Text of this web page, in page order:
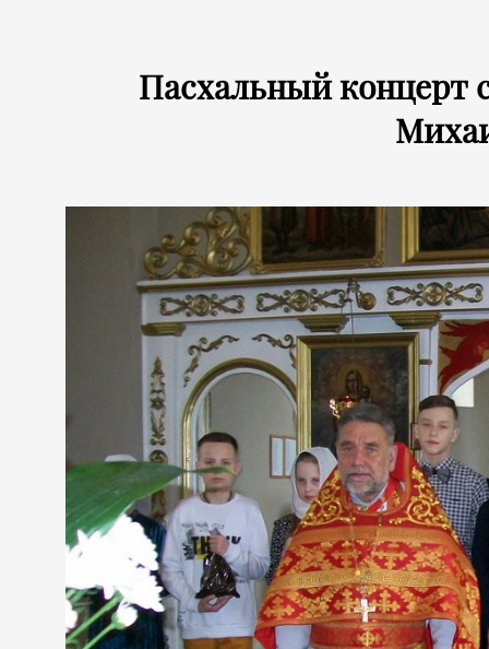
Пасхальный концерт